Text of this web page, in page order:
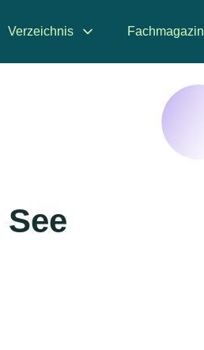
Verzeichnis Fachmagazin